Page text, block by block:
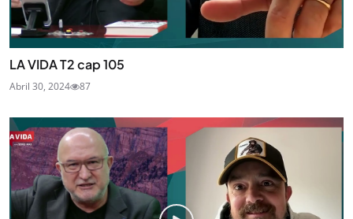
LA VIDA T2 cap 105
Abril 30, 2024 87